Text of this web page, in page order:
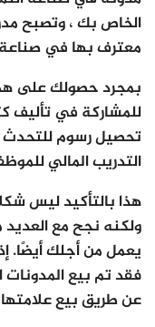
الخاص بك ، وتصبح
معترف بها في صناعة
بمجرد حصولك على
للمشاركة في تأليف
تحصيل رسوم للتحدث
التدريب المالي
هذا بالتأكيد ليس
ولكنه نجح مع العديد
يعمل من أجلك أيضًا.
عن طريق بيع علامتها